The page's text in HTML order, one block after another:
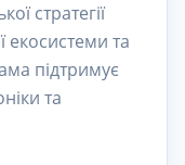
стратегії
екосистеми та
підтримує
та